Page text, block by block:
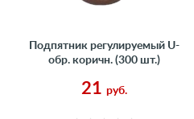
Подпятник регулируемый U-
обр. коричн. (300 шт.)
21 руб.